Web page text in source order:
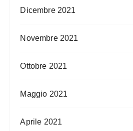
Dicembre 2021
Novembre 2021
Ottobre 2021
Maggio 2021
Aprile 2021